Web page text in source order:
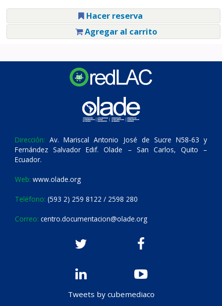
Hacer reserva
Agregar al carrito
Dirección: Av. Mariscal Antonio José de Sucre N58-63 y
Fernández Salvador Edif. Olade – San Carlos, Quito –
Ecuador.
Web: www.olade.org
Teléfono: (593 2) 259 8122 / 2598 280
Correo: centro.documentacion@olade.org
Tweets by cubemediaco